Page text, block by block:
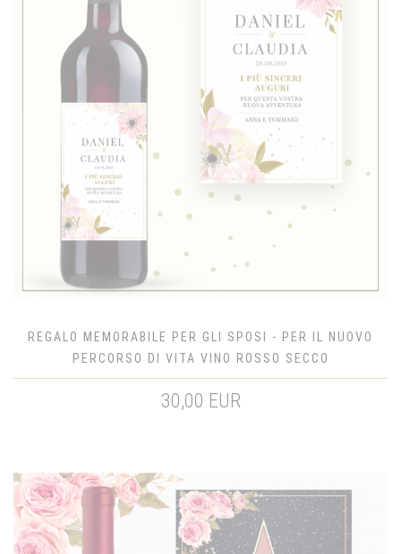
REGALO MEMORABILE PER GLI SPOSI - PER IL NUOVO
PERCORSO DI VITA VINO ROSSO SECCO
30,00 EUR